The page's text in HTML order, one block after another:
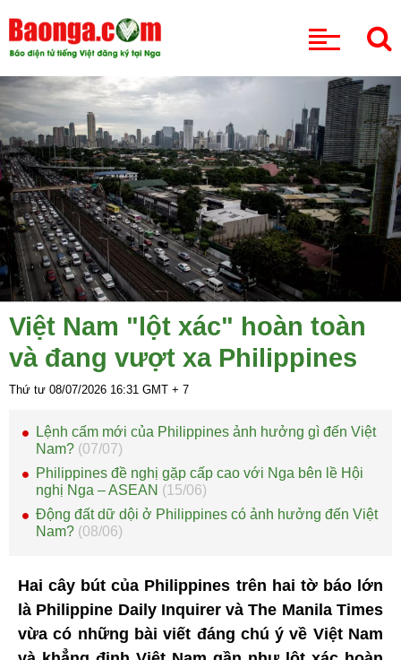
Việt Nam "lột xác" hoàn toàn
và đang vượt xa Philippines
Thứ tư 08/07/2026 16:31 GMT + 7
Lệnh cấm mới của Philippines ảnh hưởng gì đến Việt
Nam? (07/07)
Philippines đề nghị gặp cấp cao với Nga bên lề Hội
nghị Nga – ASEAN (15/06)
Động đất dữ dội ở Philippines có ảnh hưởng đến Việt
Nam? (08/06)
Hai cây bút của Philippines trên hai tờ báo lớn
là Philippine Daily Inquirer và The Manila Times
vừa có những bài viết đáng chú ý về Việt Nam